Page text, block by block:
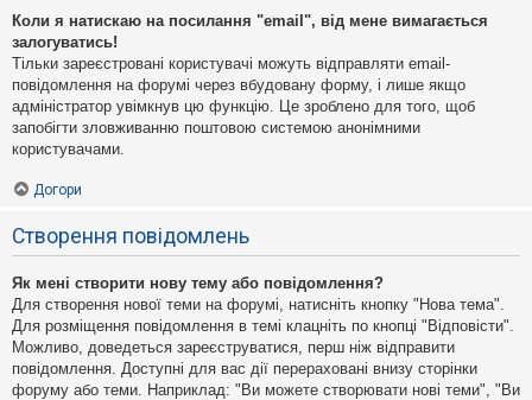
Коли я натискаю на посилання "email", від мене вимагається
залогуватись!
Тільки зареєстровані користувачі можуть відправляти email-
повідомлення на форумі через вбудовану форму, і лише якщо
адміністратор увімкнув цю функцію. Це зроблено для того, щоб
запобігти зловживанню поштовою системою анонімними
користувачами.
Догори
Створення повідомлень
Як мені створити нову тему або повідомлення?
Для створення нової теми на форумі, натисніть кнопку "Нова тема".
Для розміщення повідомлення в темі клацніть по кнопці "Відповісти".
Можливо, доведеться зареєструватися, перш ніж відправити
повідомлення. Доступні для вас дії перераховані внизу сторінки
форуму або теми. Наприклад: "Ви можете створювати нові теми", "Ви